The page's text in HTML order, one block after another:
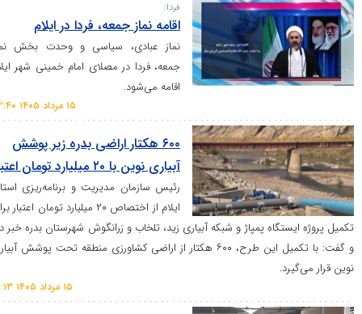
فردا:
اقامه نماز جمعه، فردا در ایلام
نماز عبادی، سیاسی و وحدت بخش نماز
جمعه، فردا در مصلای امام خمینی شهر ایلام
اقامه می‌شود.
۶۰۰ هکتار اراضی بدره زیر پوشش
آبیاری نوین با ۲۰ میلیارد تومان اعتبار
رئیس سازمان مدیریت و برنامه‌ریزی استان
ایلام از اختصاص ۲۰ میلیارد تومان اعتبار برای
ایستگاه پمپاژ و شبکه آبیاری زید، تلخاب و زرانگوش شهرستان بدره خبر داد
و گفت: با تکمیل این طرح، ۶۰۰ هکتار از اراضی کشاورزی منطقه تحت پوشش آبیاری